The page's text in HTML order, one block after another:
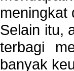
meningkat
Selain itu,
terbagi
banyak